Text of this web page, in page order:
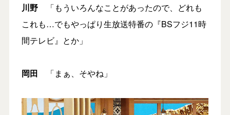
川野「もういろんなことがあったので、どれも
これも…でもやっぱり生放送特番の『BSフジ11時
間テレビ』とか」
岡田 「まぁ、そやね」